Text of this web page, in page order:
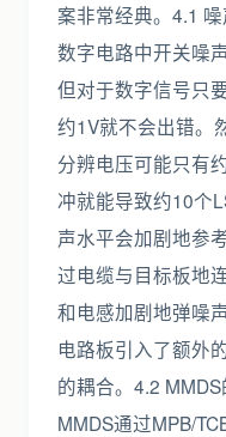
案非常经典。4.1
数字电路中开关噪
但对于数字信号只
约1V就不会出错。
分辨电压可能只有
冲就能导致约10个
声水平会加剧地参
过电缆与目标板地
和电感加剧地弹噪
电路板引入了额外
的耦合。4.2
MMDS通过MPB/